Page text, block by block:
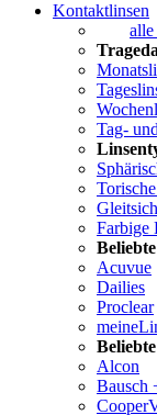
Kontaktlinsen
Tag-
Farbige
Acuvue
Dailies
Proclear
Alcon
Bausch